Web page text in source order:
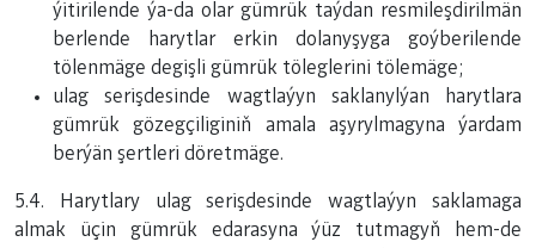
ýitirilende ýa-da olar gümrük taýdan resmileşdirilmän
berlende harytlar erkin dolanyşyga goýberilende
tölenmäge degişli gümrük töleglerini tölemäge;
ulag serişdesinde wagtlaýyn saklanylýan harytlara
gümrük gözegçiliginiň amala aşyrylmagyna ýardam
berýän şertleri döretmäge.
5.4. Harytlary ulag serişdesinde wagtlaýyn saklamaga
almak üçin gümrük edarasyna ýüz tutmagyň hem-de